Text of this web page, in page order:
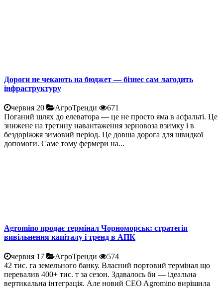
Дороги не чекають на бюджет — бізнес сам лагодить
інфраструктуру
червня 20 АгроТренди
671
Поганий шлях до елеватора — це не просто яма в асфальті. Це
знижене на третину навантаження зерновоза взимку і в
бездоріжжя зимовий період. Це довша дорога для швидкої
допомоги. Саме тому фермери на...
Agromino продає термінал Чорноморськ: стратегія
вивільнення капіталу і тренд в АПК
червня 17 АгроТренди
574
42 тис. га земельного банку. Власний портовий термінал що
перевалив 400+ тис. т за сезон. Здавалось би — ідеальна
вертикальна інтеграція. Але новий CEO Agromino вирішила